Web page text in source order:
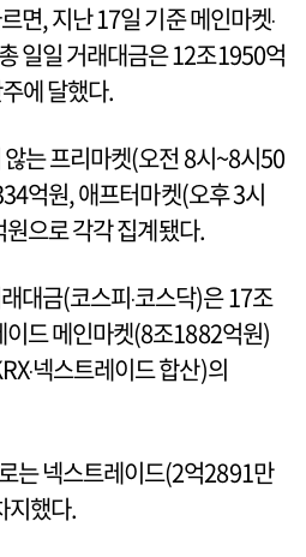
면, 지난 17일 기준 메인마켓‧
일일 거래대금은 12조1950억
에 달했다.
는 프리마켓(오전 8시~8시50
억원, 애프터마켓(오후 3시
으로 각각 집계됐다.
대금(코스피‧코스닥)은 17조
드 메인마켓(8조1882억원)
넥스트레이드 합산)의
는 넥스트레이드(2억2891만
지했다.